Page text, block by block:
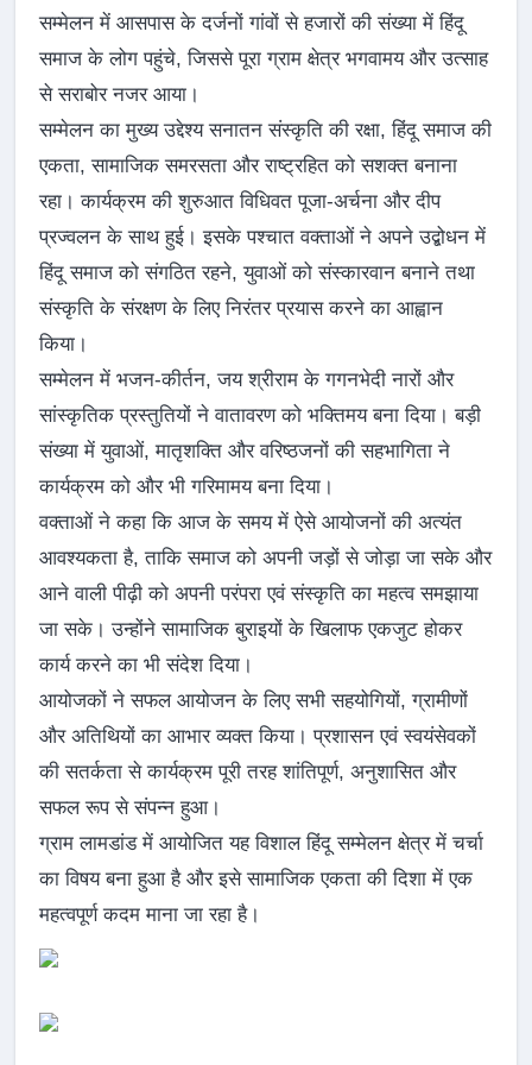
सम्मेलन में आसपास के दर्जनों गांवों से हजारों की संख्या में हिंदू
समाज के लोग पहुंचे, जिससे पूरा ग्राम क्षेत्र भगवामय और उत्साह
से सराबोर नजर आया।
सम्मेलन का मुख्य उद्देश्य सनातन संस्कृति की रक्षा, हिंदू समाज की
एकता, सामाजिक समरसता और राष्ट्रहित को सशक्त बनाना
रहा। कार्यक्रम की शुरुआत विधिवत पूजा-अर्चना और दीप
प्रज्वलन के साथ हुई। इसके पश्चात वक्ताओं ने अपने उद्बोधन में
हिंदू समाज को संगठित रहने, युवाओं को संस्कारवान बनाने तथा
संस्कृति के संरक्षण के लिए निरंतर प्रयास करने का आह्वान
किया।
सम्मेलन में भजन-कीर्तन, जय श्रीराम के गगनभेदी नारों और
सांस्कृतिक प्रस्तुतियों ने वातावरण को भक्तिमय बना दिया। बड़ी
संख्या में युवाओं, मातृशक्ति और वरिष्ठजनों की सहभागिता ने
कार्यक्रम को और भी गरिमामय बना दिया।
वक्ताओं ने कहा कि आज के समय में ऐसे आयोजनों की अत्यंत
आवश्यकता है, ताकि समाज को अपनी जड़ों से जोड़ा जा सके और
आने वाली पीढ़ी को अपनी परंपरा एवं संस्कृति का महत्व समझाया
जा सके। उन्होंने सामाजिक बुराइयों के खिलाफ एकजुट होकर
कार्य करने का भी संदेश दिया।
आयोजकों ने सफल आयोजन के लिए सभी सहयोगियों, ग्रामीणों
और अतिथियों का आभार व्यक्त किया। प्रशासन एवं स्वयंसेवकों
की सतर्कता से कार्यक्रम पूरी तरह शांतिपूर्ण, अनुशासित और
सफल रूप से संपन्न हुआ।
ग्राम लामडांड में आयोजित यह विशाल हिंदू सम्मेलन क्षेत्र में चर्चा
का विषय बना हुआ है और इसे सामाजिक एकता की दिशा में एक
महत्वपूर्ण कदम माना जा रहा है।